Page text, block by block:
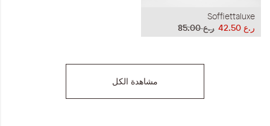
Soffiettaluxe
ر.ع 85.00
ر.ع 42.50
مشاهدة الكل